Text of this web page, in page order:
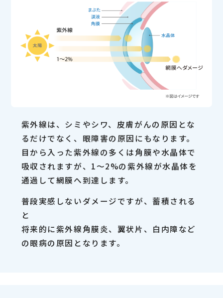
紫外線は、シミやシワ、皮膚がんの原因とな
るだけでなく、眼障害の原因にもなります。
目から入った紫外線の多くは角膜や水晶体で
吸収されますが、1〜2%の紫外線が水晶体を
通過して網膜へ到達します。
普段実感しないダメージですが、蓄積される
と
将来的に紫外線角膜炎、翼状片、白内障など
の眼病の原因となります。